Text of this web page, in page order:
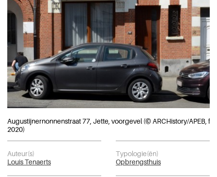
Augustijnernonnenstraat 77, Jette, voorgevel (© ARCHistory/APEB,
2020)
Auteur(s)
Louis Tenaerts
Typologie(ën)
Opbrengsthuis